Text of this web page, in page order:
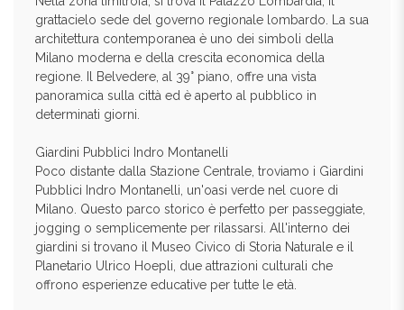
grattacielo sede del governo regionale lombardo. La sua
architettura contemporanea è uno dei simboli della
Milano moderna e della crescita economica della
regione. Il Belvedere, al 39° piano, offre una vista
panoramica sulla città ed è aperto al pubblico in
determinati giorni.
Giardini Pubblici Indro Montanelli
Poco distante dalla Stazione Centrale, troviamo i Giardini
Pubblici Indro Montanelli, un'oasi verde nel cuore di
Milano. Questo parco storico è perfetto per passeggiate,
jogging o semplicemente per rilassarsi. All'interno dei
giardini si trovano il Museo Civico di Storia Naturale e il
Planetario Ulrico Hoepli, due attrazioni culturali che
offrono esperienze educative per tutte le età.